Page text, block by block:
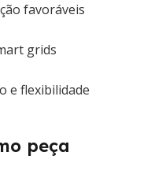
favoráveis
grids
e flexibilidade
peça